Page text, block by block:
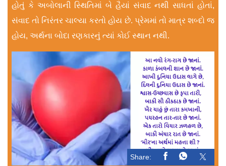
હોતું કે અબોલાની સ્થિતિમાં બે હૈયાં સંવાદ નથી સાધતાં હોતાં,
સંવાદ તો નિરંતર ચાલ્યા કરતો હોય છે. પ્રેમમાં તો માત્ર શબ્દો જ
હોય, અર્થના બોદા રણકારનું ત્યાં કોઈ સ્થાન નથી.
Share: